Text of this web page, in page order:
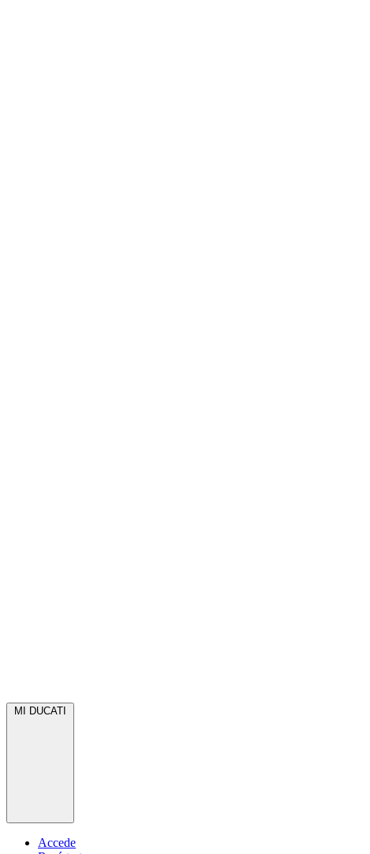
MI DUCATI
Accede